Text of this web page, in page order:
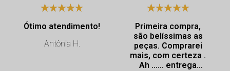
Ótimo atendimento!
Antônia H.
Primeira compra,
são belíssimas as
peças. Comprarei
mais, com certeza .
Ah …… entrega